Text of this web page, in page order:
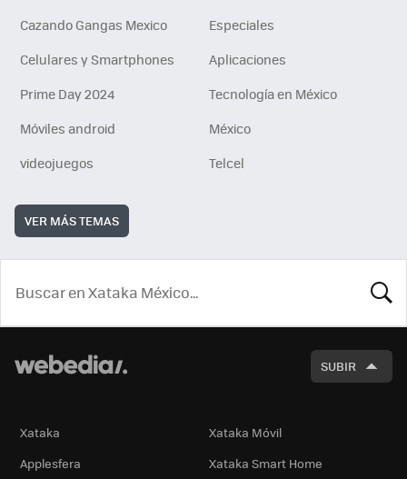
Cazando Gangas Mexico
Especiales
Celulares y Smartphones
Aplicaciones
Prime Day 2024
Tecnología en México
Móviles android
México
videojuegos
Telcel
VER MÁS TEMAS
SUBIR
Xataka
Xataka Móvil
Applesfera
Xataka Smart Home